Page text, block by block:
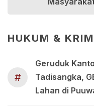
HUKUM &
#
Geruduk
Tadisangka,
Lahan di